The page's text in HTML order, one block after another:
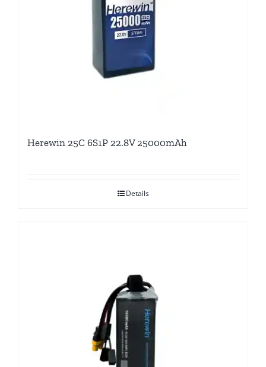
Herewin 25C 6S1P 22.8V 25000mAh
Details